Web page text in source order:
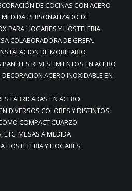
DE COCINAS CON ACERO
PERSONALIZADO DE
PARA HOGARES Y HOSTELERIA
COLABORADORA DE GREFA.
DE MOBILIARIO
REVESTIMIENTOS EN ACERO
ACERO INOXIDABLE EN
FABRICADAS EN ACERO
DIVERSOS COLORES Y DISTINTOS
COMPACT CUARZO
ETC. MESAS A MEDIDA
HOSTELERIA Y HOGARES